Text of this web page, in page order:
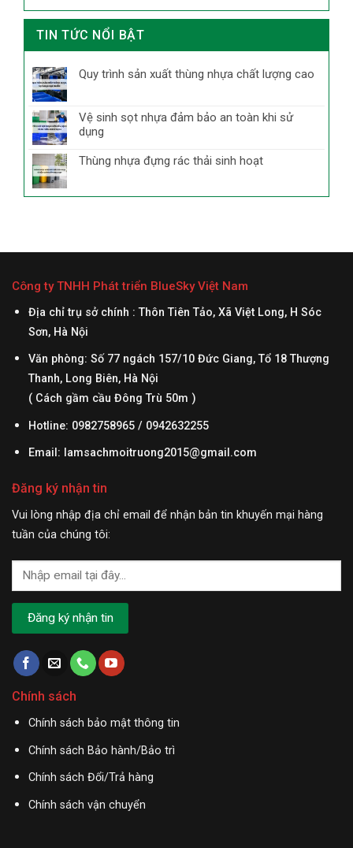
TIN TỨC NỔI BẬT
Quy trình sản xuất thùng nhựa chất lượng cao
Vệ sinh sọt nhựa đảm bảo an toàn khi sử
dụng
Thùng nhựa đựng rác thải sinh hoạt
Công ty TNHH Phát triển BlueSky Việt Nam
Địa chỉ trụ sở chính : Thôn Tiên Tảo, Xã Việt Long, H Sóc
Sơn, Hà Nội
Văn phòng: Số 77 ngách 157/10 Đức Giang, Tổ 18 Thượng
Thanh, Long Biên, Hà Nội
( Cách gầm cầu Đông Trù 50m )
Hotline: 0982758965 / 0942632255
Email: lamsachmoitruong2015@gmail.com
Đăng ký nhận tin
Vui lòng nhập địa chỉ email để nhận bản tin khuyến mại hàng
tuần của chúng tôi:
Chính sách
Chính sách bảo mật thông tin
Chính sách Bảo hành/Bảo trì
Chính sách Đổi/Trả hàng
Chính sách vận chuyển